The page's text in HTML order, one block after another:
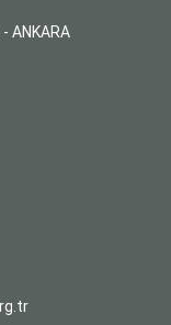
- ANKARA